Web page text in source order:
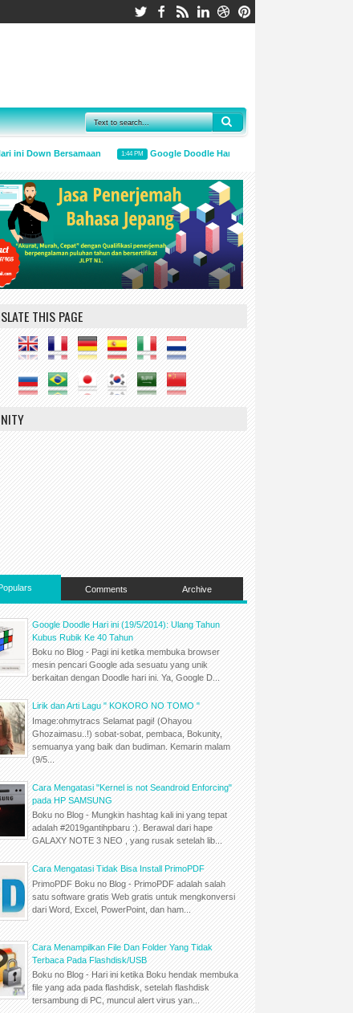
Down Bersamaan 1:44 PM Google Doodle Hari Ini Mengingatkan Untuk
THIS PAGE
Comments Archive
Google Doodle Hari ini (19/5/2014): Ulang Tahun
Kubus Rubik Ke 40 Tahun
Boku no Blog - Pagi ini ketika membuka browser
mesin pencari Google ada sesuatu yang unik
berkaitan dengan Doodle hari ini. Ya, Google D...
Lirik dan Arti Lagu " KOKORO NO TOMO "
Image:ohmytracs Selamat pagi! (Ohayou
Ghozaimasu..!) sobat-sobat, pembaca, Bokunity,
semuanya yang baik dan budiman. Kemarin malam
(9/5...
Cara Mengatasi "Kernel is not Seandroid Enforcing"
pada HP SAMSUNG
Boku no Blog - Mungkin hashtag kali ini yang tepat
adalah #2019gantihpbaru :). Berawal dari hape
GALAXY NOTE 3 NEO , yang rusak setelah lib...
Cara Mengatasi Tidak Bisa Install PrimoPDF
PrimoPDF Boku no Blog - PrimoPDF adalah salah
satu software gratis Web gratis untuk mengkonversi
dari Word, Excel, PowerPoint, dan ham...
Cara Menampilkan File Dan Folder Yang Tidak
Terbaca Pada Flashdisk/USB
Boku no Blog - Hari ini ketika Boku hendak membuka
file yang ada pada flashdisk, setelah flashdisk
tersambung di PC, muncul alert virus yan...